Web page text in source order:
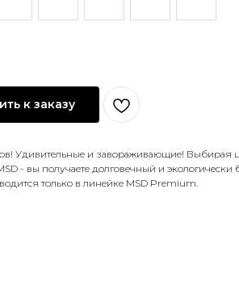
к заказу
Удивительные и завораживающие! Выбирая
- вы получаете долговечный и экологически
только в линейке MSD Premium.